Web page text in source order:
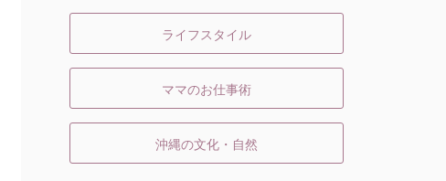
ライフスタイル
ママのお仕事術
沖縄の文化・自然